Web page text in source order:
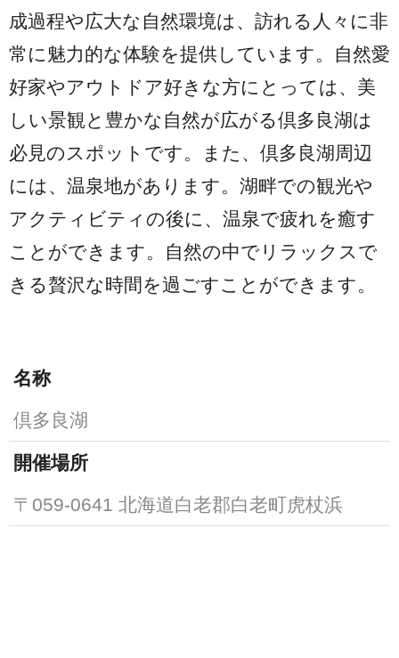
成過程や広大な自然環境は、訪れる人々に非
常に魅力的な体験を提供しています。自然愛
好家やアウトドア好きな方にとっては、美
しい景観と豊かな自然が広がる倶多良湖は
必見のスポットです。また、倶多良湖周辺
には、温泉地があります。湖畔での観光や
アクティビティの後に、温泉で疲れを癒す
ことができます。自然の中でリラックスで
きる贅沢な時間を過ごすことができます。
名称
倶多良湖
開催場所
〒059-0641 北海道白老郡白老町虎杖浜